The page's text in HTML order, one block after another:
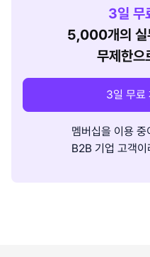
3일 무
5,000개의 실
무제한으
3일 무료
멤버십을 이용 중
B2B 기업 고객이